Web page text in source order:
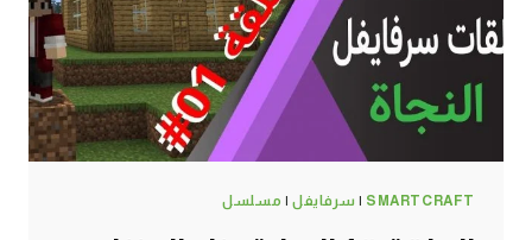
(1.14.4)
ماين
كرافت
#SMARTCRAFT
SMARTCRAFT
| سرفايفل| مسلسل